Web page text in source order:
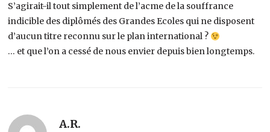
S’agirait-il tout simplement de l’acme de la souffrance
indicible des diplômés des Grandes Ecoles qui ne disposent
d’aucun titre reconnu sur le plan international ?
… et que l’on a cessé de nous envier depuis bien longtemps.
A.R.